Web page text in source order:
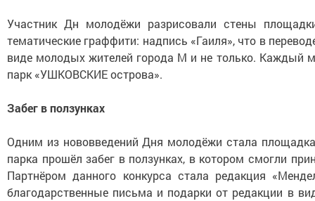
Участник Дн молодёжи разрисовали стены
тематические граффити: надпись «Гаиля», что в
виде молодых жителей города М и не только. Каждый
парк «УШКОВСКИЕ острова».
Забег в ползунках
Одним из нововведений Дня молодёжи стала
парка прошёл забег в ползунках, в котором смогли
Партнёром данного конкурса стала редакция
благодарственные письма и подарки от редакции в